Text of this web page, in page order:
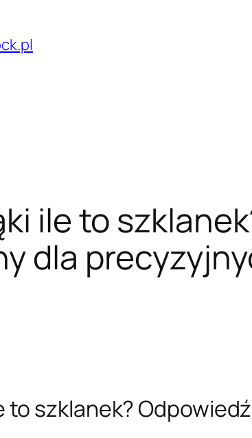
ile to
dla
to szklanek?